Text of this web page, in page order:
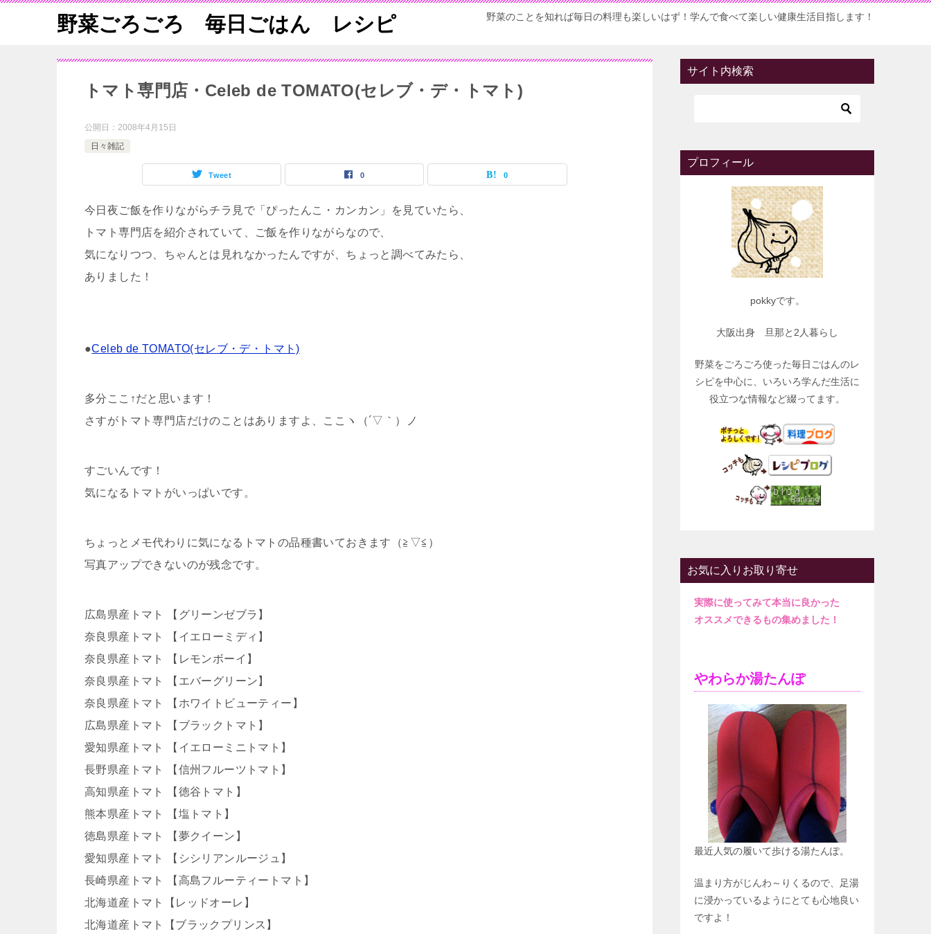
野菜ごろごろ 毎日ごはん レシピ 野菜のことを知れば毎日の料理も楽しいはず！学んで食べて楽しい健康生活目指します！
トマト専門店・Celeb de TOMATO(セレブ・デ・トマト)
公開日： 2008年4月15日
日々雑記
Tweet 0 0
今日夜ご飯を作りながらチラ見で「ぴったんこ・カンカン」を見ていたら、
トマト専門店を紹介されていて、ご飯を作りながらなので、
気になりつつ、ちゃんとは見れなかったんですが、ちょっと調べてみたら、
ありました！
●Celeb de TOMATO(セレブ・デ・トマト)
多分ここ↑だと思います！
さすがトマト専門店だけのことはありますよ、ここヽ（´▽｀）ノ
すごいんです！
気になるトマトがいっぱいです。
ちょっとメモ代わりに気になるトマトの品種書いておきます（≧▽≦）
写真アップできないのが残念です。
広島県産トマト 【グリーンゼブラ】
奈良県産トマト 【イエローミディ】
奈良県産トマト 【レモンボーイ】
奈良県産トマト 【エバーグリーン】
奈良県産トマト 【ホワイトビューティー】
広島県産トマト 【ブラックトマト】
愛知県産トマト 【イエローミニトマト】
長野県産トマト 【信州フルーツトマト】
高知県産トマト 【徳谷トマト】
熊本県産トマト 【塩トマト】
徳島県産トマト 【夢クイーン】
愛知県産トマト 【シシリアンルージュ】
長崎県産トマト 【高島フルーティートマト】
北海道産トマト【レッドオーレ】
北海道産トマト【ブラックプリンス】
サイト内検索
プロフィール
pokkyです。
大阪出身 旦那と2人暮らし
野菜をごろごろ使った毎日ごはんのレ
シピを中心に、いろいろ学んだ生活に
役立つな情報など綴ってます。
お気に入りお取り寄せ
実際に使ってみて本当に良かった
オススメできるもの集めました！
やわらか湯たんぽ
最近人気の履いて歩ける湯たんぽ。
温まり方がじんわ～りくるので、足湯
に浸かっているようにとても心地良い
ですよ！